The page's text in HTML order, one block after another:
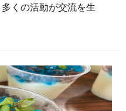
くの活動が交流を生